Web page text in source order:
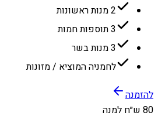
2 מנות ראשונות
3 תוספות חמות
3 מנות בשר
לחמניה המוציא / מזונות
להזמנה
80 ש״ח למנה